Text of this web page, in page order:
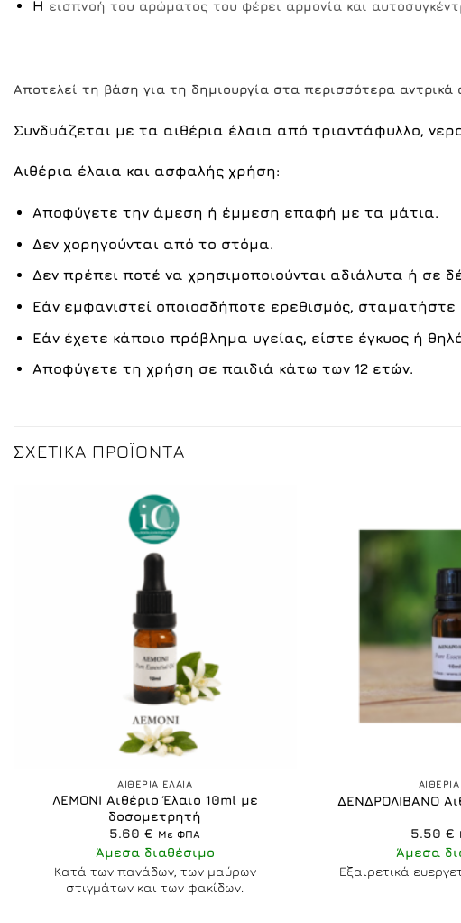
Η εισπνοή του αρώματος του φέρει αρμονία και
Αποτελεί τη βάση για τη δημιουργία στα περισσότερα αντρικά
Συνδυάζεται με τα αιθέρια έλαια από τριαντάφυλλο
Αιθέρια έλαια και ασφαλής χρήση:
Αποφύγετε την άμεση ή έμμεση επαφή με τα μάτια.
Δεν χορηγούνται από το στόμα.
Δεν πρέπει ποτέ να χρησιμοποιούνται αδιάλυτα ή σε
Εάν εμφανιστεί οποιοσδήποτε ερεθισμός,
Εάν έχετε κάποιο πρόβλημα υγείας, είστε έγκυος ή
Αποφύγετε τη χρήση σε παιδιά κάτω των 12 ετών.
ΣΧΕΤΙΚΆ ΠΡΟΪΌΝΤΑ
ΑΙΘΕΡΙΑ ΕΛΑΙΑ
ΛΕΜΟΝΙ Αιθέριο Έλαιο 10ml με
δοσομετρητή
5.60€ Με ΦΠΑ
Άμεσα διαθέσιμο
Κατά των πανάδων, των μαύρων
στιγμάτων και των φακίδων.
ΔΕΝΔΡΟΛΙΒΑΝΟ
5.50 €
Άμεσα
Εξαιρετικά